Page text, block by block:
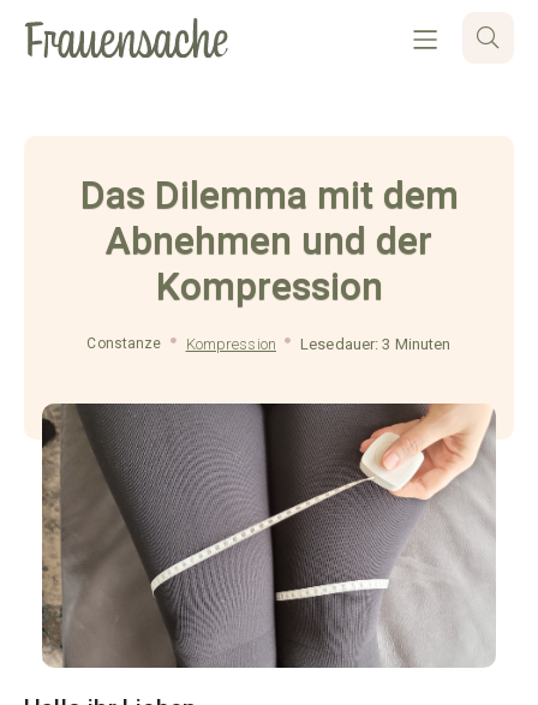
Das Dilemma mit dem
Abnehmen und der
Kompression
Constanze Kompression Lesedauer: 3 Minuten